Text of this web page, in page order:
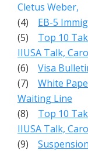
Cletus Weber,
(4) EB-5
(5) Top 10
IIUSA Talk,
(6) Visa
(7) White
Waiting Line
(8) Top 10
IIUSA Talk,
(9)